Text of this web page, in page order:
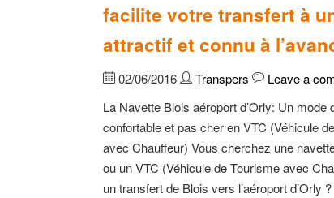
facilite votre transfert à
attractif et connu à
02/06/2016 Transpers
Leave a
La Navette Blois aéroport d’Orly: Un mode
confortable et pas cher en VTC (Véhicule
avec Chauffeur) Vous cherchez une
ou un VTC (Véhicule de Tourisme avec
un transfert de Blois vers l’aéroport d’Orly